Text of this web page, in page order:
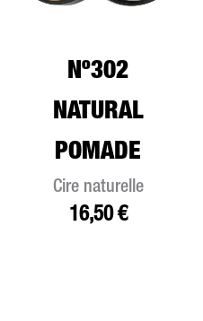
Nº302
NATURAL
POMADE
Cire naturelle
16,50€